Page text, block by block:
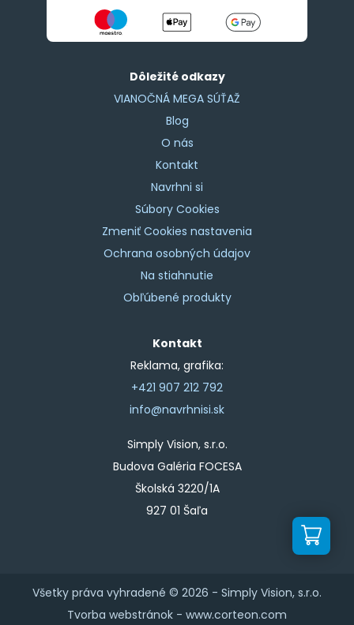
Dôležité odkazy
VIANOČNÁ MEGA SÚŤAŽ
Blog
O nás
Kontakt
Navrhni si
Súbory Cookies
Zmeniť Cookies nastavenia
Ochrana osobných údajov
Na stiahnutie
Obľúbené produkty
Kontakt
Reklama, grafika:
+421 907 212 792
info@navrhnisi.sk
Simply Vision, s.r.o.
Budova Galéria FOCESA
Školská 3220/1A
927 01 Šaľa
Všetky práva vyhradené © 2026 - Simply Vision, s.r.o.
Tvorba webstránok - www.corteon.com